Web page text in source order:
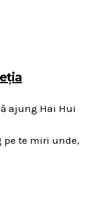
ajung Hai Hui
te miri unde,